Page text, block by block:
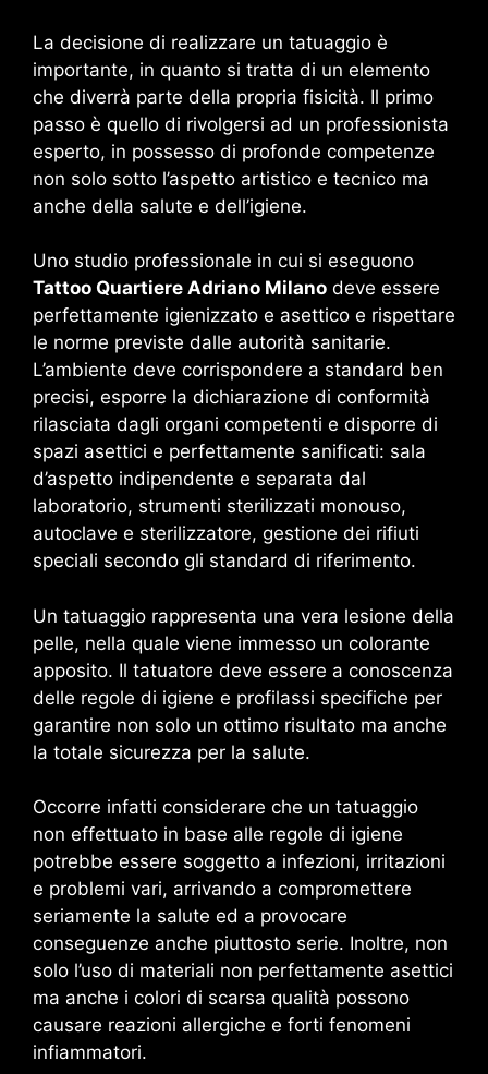
La decisione di realizzare un tatuaggio è
importante, in quanto si tratta di un elemento
che diverrà parte della propria fisicità. Il primo
passo è quello di rivolgersi ad un professionista
esperto, in possesso di profonde competenze
non solo sotto l’aspetto artistico e tecnico ma
anche della salute e dell’igiene.
Uno studio professionale in cui si eseguono
Tattoo Quartiere Adriano Milano deve essere
perfettamente igienizzato e asettico e rispettare
le norme previste dalle autorità sanitarie.
L’ambiente deve corrispondere a standard ben
precisi, esporre la dichiarazione di conformità
rilasciata dagli organi competenti e disporre di
spazi asettici e perfettamente sanificati: sala
d’aspetto indipendente e separata dal
laboratorio, strumenti sterilizzati monouso,
autoclave e sterilizzatore, gestione dei rifiuti
speciali secondo gli standard di riferimento.
Un tatuaggio rappresenta una vera lesione della
pelle, nella quale viene immesso un colorante
apposito. Il tatuatore deve essere a conoscenza
delle regole di igiene e profilassi specifiche per
garantire non solo un ottimo risultato ma anche
la totale sicurezza per la salute.
Occorre infatti considerare che un tatuaggio
non effettuato in base alle regole di igiene
potrebbe essere soggetto a infezioni, irritazioni
e problemi vari, arrivando a compromettere
seriamente la salute ed a provocare
conseguenze anche piuttosto serie. Inoltre, non
solo l’uso di materiali non perfettamente asettici
ma anche i colori di scarsa qualità possono
causare reazioni allergiche e forti fenomeni
infiammatori.